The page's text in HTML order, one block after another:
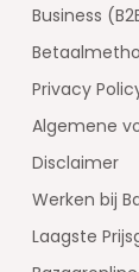
Business
Privacy
Algemene
Disclaimer
Werken bij
Laagste